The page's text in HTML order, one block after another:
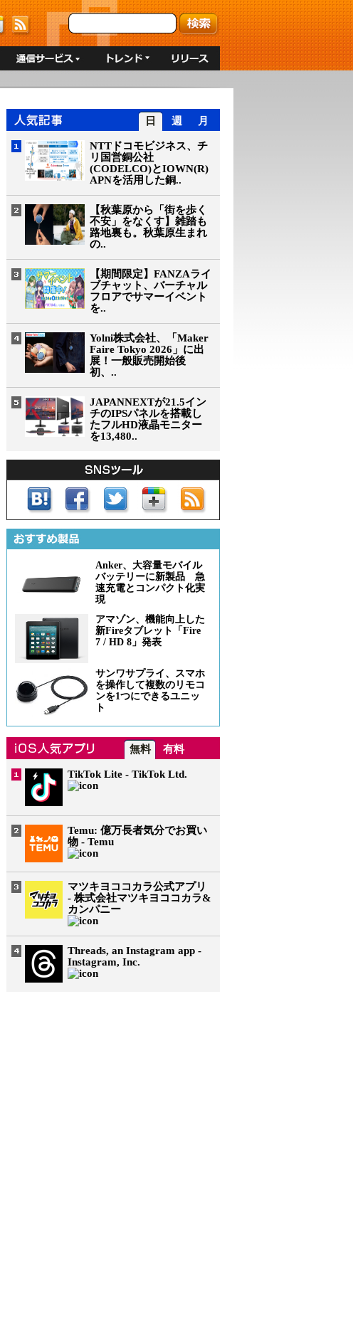
日 週 月
NTTドコモビジネス、チ
リ国営銅公社
(CODELCO)とIOWN(R)
APNを活用した銅..
【秋葉原から「街を歩く
不安」をなくす】雑踏も
路地裏も。秋葉原生まれ
の..
【期間限定】FANZAライ
ブチャット、バーチャル
フロアでサマーイベント
を..
Yolni株式会社、「Maker
Faire Tokyo 2026」に出
展！一般販売開始後
初、..
JAPANNEXTが21.5イン
チのIPSパネルを搭載し
たフルHD液晶モニター
を13,480..
Anker、大容量モバイル
バッテリーに新製品 急
速充電とコンパクト化実
現
アマゾン、機能向上した
新Fireタブレット「Fire
7 / HD 8」発表
サンワサプライ、スマホ
を操作して複数のリモコ
ンを1つにできるユニッ
ト
無料 有料
TikTok Lite - TikTok Ltd.
Temu: 億万長者気分でお買い
物 - Temu
マツキヨココカラ公式アプリ
- 株式会社マツキヨココカラ&
カンパニー
Threads, an Instagram app -
Instagram, Inc.